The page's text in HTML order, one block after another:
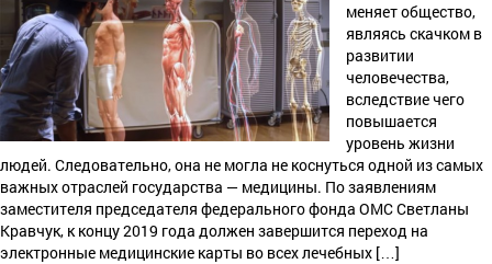
меняет общество,
являясь скачком в
развитии
человечества,
вследствие чего
повышается
уровень жизни
людей. Следовательно, она не могла не коснуться одной из самых
важных отраслей государства — медицины. По заявлениям
заместителя председателя федерального фонда ОМС Светланы
Кравчук, к концу 2019 года должен завершится переход на
электронные медицинские карты во всех лечебных […]